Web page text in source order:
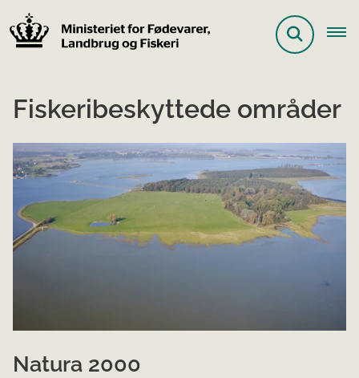
Fiskeribeskyttede områder
Natura 2000